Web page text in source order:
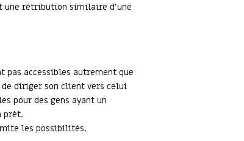
une rétribution similaire d’une
pas accessibles autrement que
diriger son client vers celui
pour des gens ayant un
prêt.
les possibilités.